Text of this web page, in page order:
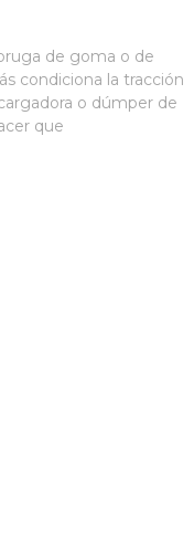
de goma o de
condiciona la tracción
o dúmper de
que